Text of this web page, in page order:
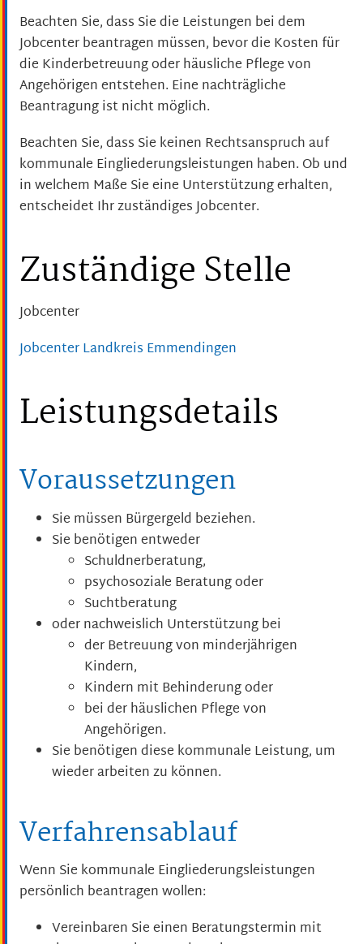
Beachten Sie, dass Sie die Leistungen bei dem
Jobcenter beantragen müssen, bevor die Kosten für
die Kinderbetreuung oder häusliche Pflege von
Angehörigen entstehen. Eine nachträgliche
Beantragung ist nicht möglich.
Beachten Sie, dass Sie keinen Rechtsanspruch auf
kommunale Eingliederungsleistungen haben. Ob und
in welchem Maße Sie eine Unterstützung erhalten,
entscheidet Ihr zuständiges Jobcenter.
Zuständige Stelle
Jobcenter
Jobcenter Landkreis Emmendingen
Leistungsdetails
Voraussetzungen
Sie müssen Bürgergeld beziehen.
Sie benötigen entweder
Schuldnerberatung,
psychosoziale Beratung oder
Suchtberatung
oder nachweislich Unterstützung bei
der Betreuung von minderjährigen
Kindern,
Kindern mit Behinderung oder
bei der häuslichen Pflege von
Angehörigen.
Sie benötigen diese kommunale Leistung, um
wieder arbeiten zu können.
Verfahrensablauf
Wenn Sie kommunale Eingliederungsleistungen
persönlich beantragen wollen:
Vereinbaren Sie einen Beratungstermin mit